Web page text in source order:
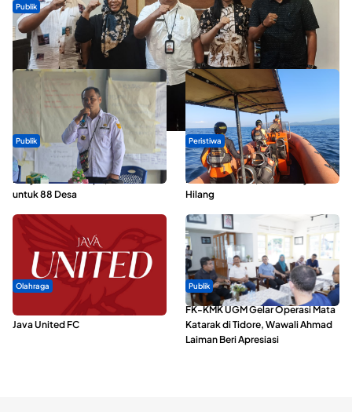
Publik
Dua Talenta Muda Ternate Wakili Maluku Utara di Gita Bahana
Nusantara 2026
Publik
ABDESI Morotai Apresiasi
Penyaluran ADD Rp3,13 Miliar
untuk 88 Desa
Peristiwa
Dua Longboat Bertabrakan di
Perairan Taliabu, Satu Nelayan
Hilang
Olahraga
Dari Malut United Berubah Jadi
Java United FC
Publik
FK-KMK UGM Gelar Operasi Mata
Katarak di Tidore, Wawali Ahmad
Laiman Beri Apresiasi